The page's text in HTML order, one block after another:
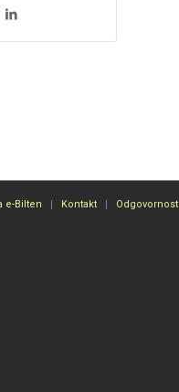
e-Bilten Kontakt Odgovornost